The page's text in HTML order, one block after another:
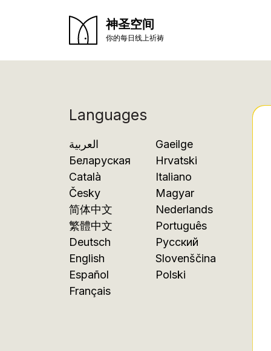
神圣空间
你的每日线上祈祷
Languages
العربية
Беларуская
Català
Česky
简体中文
繁體中文
Deutsch
English
Español
Français
Gaeilge
Hrvatski
Italiano
Magyar
Nederlands
Português
Русский
Slovenščina
Polski